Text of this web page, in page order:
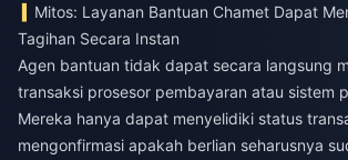
Mitos: Layanan Bantuan Chamet Dapat
Tagihan Secara Instan
Agen bantuan tidak dapat secara langsung
transaksi prosesor pembayaran atau sistem
Mereka hanya dapat menyelidiki status
mengonfirmasi apakah berlian seharusnya